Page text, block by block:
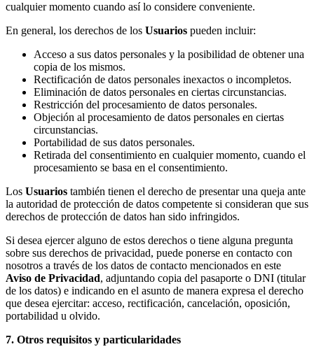
cualquier momento cuando así lo considere conveniente.
En general, los derechos de los Usuarios pueden incluir:
Acceso a sus datos personales y la posibilidad de obtener una
copia de los mismos.
Rectificación de datos personales inexactos o incompletos.
Eliminación de datos personales en ciertas circunstancias.
Restricción del procesamiento de datos personales.
Objeción al procesamiento de datos personales en ciertas
circunstancias.
Portabilidad de sus datos personales.
Retirada del consentimiento en cualquier momento, cuando el
procesamiento se basa en el consentimiento.
Los Usuarios también tienen el derecho de presentar una queja ante
la autoridad de protección de datos competente si consideran que sus
derechos de protección de datos han sido infringidos.
Si desea ejercer alguno de estos derechos o tiene alguna pregunta
sobre sus derechos de privacidad, puede ponerse en contacto con
nosotros a través de los datos de contacto mencionados en este
Aviso de Privacidad, adjuntando copia del pasaporte o DNI (titular
de los datos) e indicando en el asunto de manera expresa el derecho
que desea ejercitar: acceso, rectificación, cancelación, oposición,
portabilidad u olvido.
7. Otros requisitos y particularidades